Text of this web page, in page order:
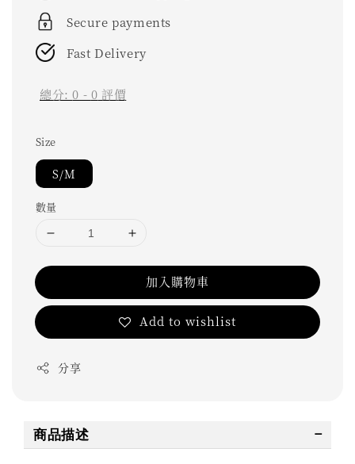
Secure payments
Fast Delivery
總分:0 - 0 評價
Size
S/M
數量
加入購物車
Add to wishlist
分享
商品描述